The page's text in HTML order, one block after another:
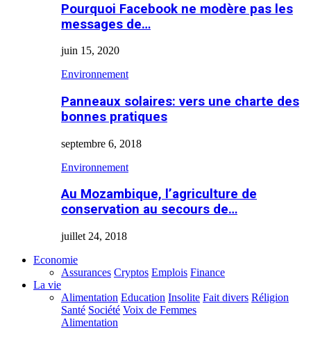
Pourquoi Facebook ne modère pas les
messages de…
juin 15, 2020
Environnement
Panneaux solaires: vers une charte des
bonnes pratiques
septembre 6, 2018
Environnement
Au Mozambique, l’agriculture de
conservation au secours de…
juillet 24, 2018
Economie
Assurances Cryptos Emplois Finance
La vie
Alimentation Education Insolite Fait divers Réligion
Santé Société Voix de Femmes
Alimentation